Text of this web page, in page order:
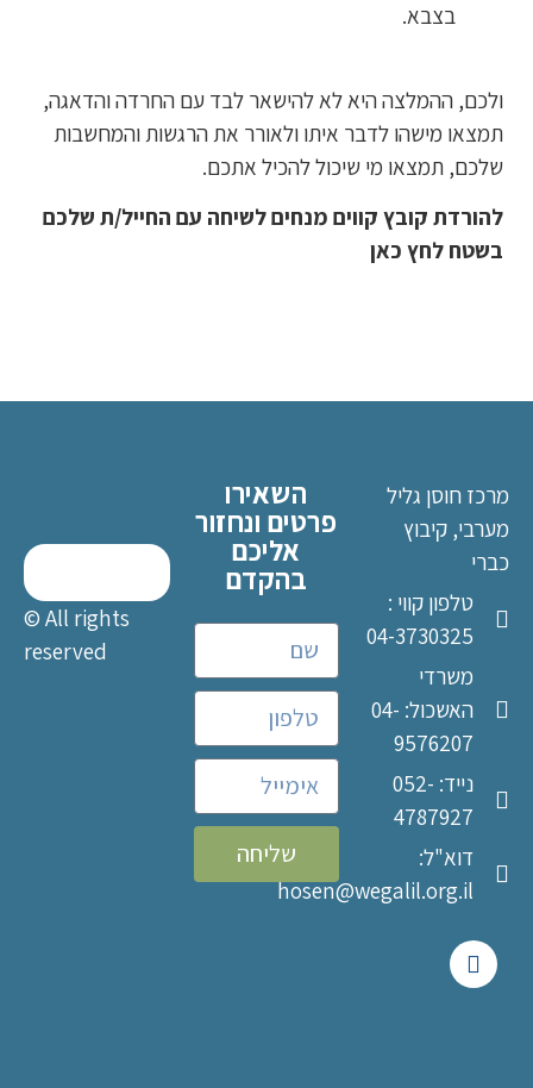
בצבא.
ולכם, ההמלצה היא לא להישאר לבד עם החרדה והדאגה,
תמצאו מישהו לדבר איתו ולאורר את הרגשות והמחשבות
שלכם, תמצאו מי שיכול להכיל אתכם.
להורדת קובץ קווים מנחים לשיחה עם החייל/ת שלכם
בשטח לחץ כאן
מרכז חוסן גליל
מערבי, קיבוץ
כברי
טלפון קווי :
04-3730325
משרדי
האשכול: 04-
9576207
נייד: 052-
4787927
דוא"ל:
hosen@wegalil.org.il
השאירו
פרטים ונחזור
אליכם
בהקדם
שליחה
© All rights
reserved